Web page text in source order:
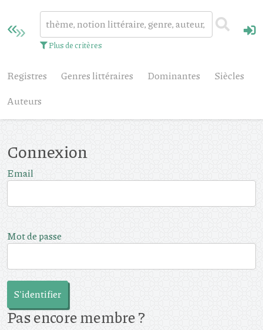
Plus de critères
Registres Genres littéraires Dominantes
Siècles
Auteurs
Connexion
Email
Mot de passe
S'identifier
Pas encore membre ?